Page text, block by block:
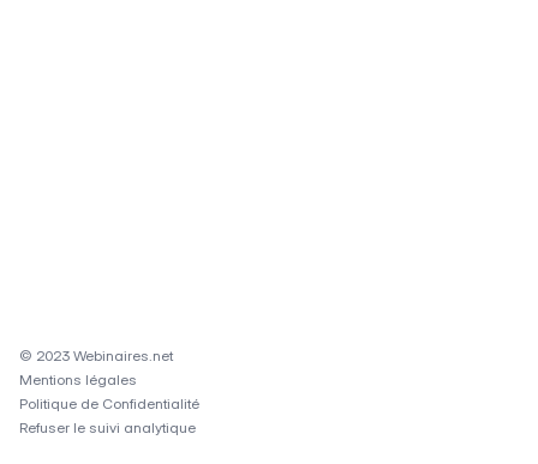
© 2023 Webinaires.net
Mentions légales
Politique de Confidentialité
Refuser le suivi analytique